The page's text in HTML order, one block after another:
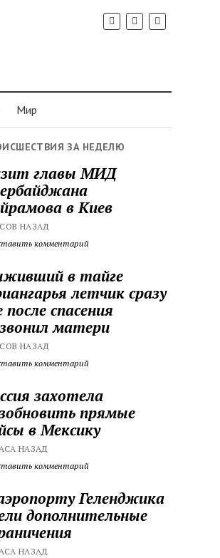
Мир
ЗА НЕДЕЛЮ
главы МИД
в Киев
НАЗАД
комментарий
в тайге
летчик сразу
спасения
матери
НАЗАД
комментарий
захотела
прямые
в Мексику
НАЗАД
комментарий
Геленджика
дополнительные
НАЗАД